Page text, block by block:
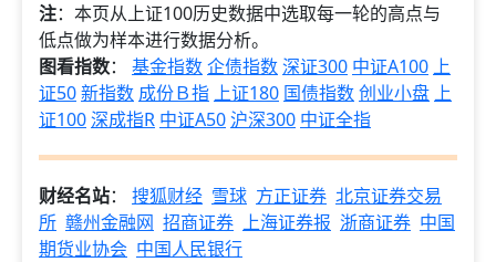
注：本页从上证100历史数据中选取每一轮的高点与
低点做为样本进行数据分析。
图看指数： 基金指数企债指数深证300 中证A100 上
证50新指数 成份Ｂ指 上证180 国债指数创业小盘 上
证100深成指R 中证A50沪深300 中证全指
财经名站： 搜狐财经 雪球 方正证券 北京证券交易
所 赣州金融网 招商证券 上海证券报 浙商证券 中国
期货业协会 中国人民银行